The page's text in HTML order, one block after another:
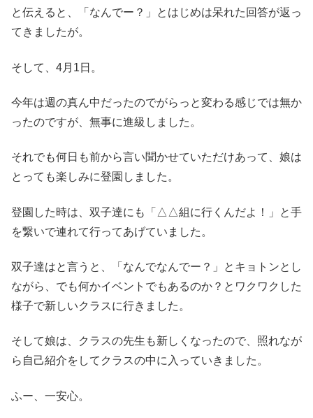
と伝えると、「なんでー？」とはじめは呆れた回答が返っ
てきましたが。
そして、4月1日。
今年は週の真ん中だったのでがらっと変わる感じでは無か
ったのですが、無事に進級しました。
それでも何日も前から言い聞かせていただけあって、娘は
とっても楽しみに登園しました。
登園した時は、双子達にも「△△組に行くんだよ！」と手
を繋いで連れて行ってあげていました。
双子達はと言うと、「なんでなんでー？」とキョトンとし
ながら、でも何かイベントでもあるのか？とワクワクした
様子で新しいクラスに行きました。
そして娘は、クラスの先生も新しくなったので、照れなが
ら自己紹介をしてクラスの中に入っていきました。
ふー、一安心。